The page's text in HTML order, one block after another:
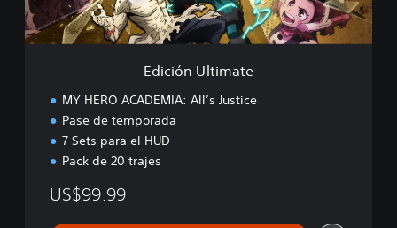
t
i
m
Edición Ultimate
MY HERO ACADEMIA: All’s Justice
Pase de temporada
7 Sets para el HUD
Pack de 20 trajes
US$99.99